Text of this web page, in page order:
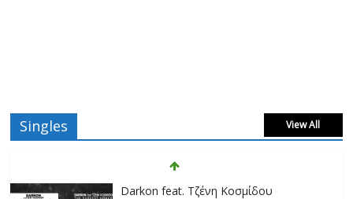
Singles View All
Darkon feat. Τζένη Κοσμίδου